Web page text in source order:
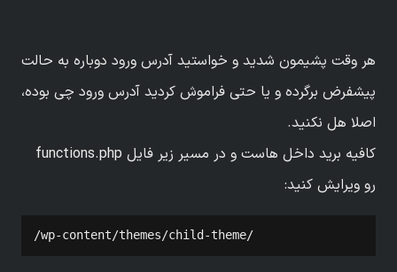
هر وقت پشیمون شدید و خواستید آدرس ورود دوباره به حالت
پیشفرض برگرده و یا حتی فراموش کردید آدرس ورود چی بوده،
اصلا هل نکنید.
کافیه برید داخل هاست و در مسیر زیر فایل functions.php
رو ویرایش کنید:
/wp-content/themes/child-theme/